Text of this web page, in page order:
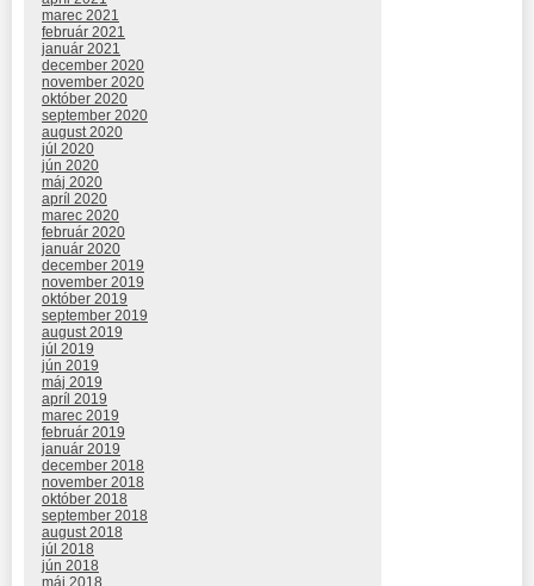
marec 2021
február 2021
január 2021
december 2020
november 2020
október 2020
september 2020
august 2020
júl 2020
jún 2020
máj 2020
apríl 2020
marec 2020
február 2020
január 2020
december 2019
november 2019
október 2019
september 2019
august 2019
júl 2019
jún 2019
máj 2019
apríl 2019
marec 2019
február 2019
január 2019
december 2018
november 2018
október 2018
september 2018
august 2018
júl 2018
jún 2018
máj 2018